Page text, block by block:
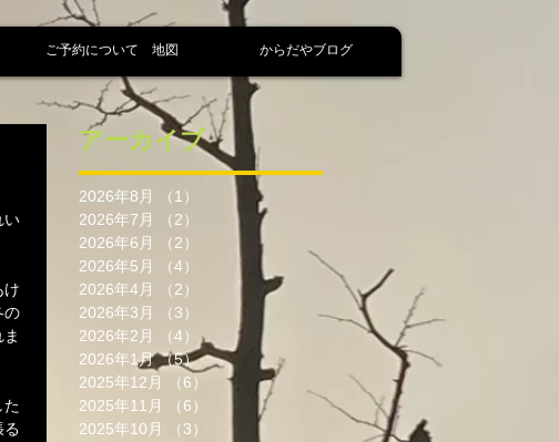
ご予約について 地図 からだやブログ
い
け
の
た
る
アーカイブ
2026年8月 （1）
1件の記事
2026年7月
（2）
2件の記事
2026年6月
（2）
2件の記事
2026年5月
（4）
2026年4月
（2）
2件の記事
2026年3月
（3）
3件の記事
2026年2月
（4）
4件の記事
2026年1月 （5）5件の記事
2025年12月
（6）
6件の記事
2025年11月
（6）
6件の記事
2025年10月
（3）